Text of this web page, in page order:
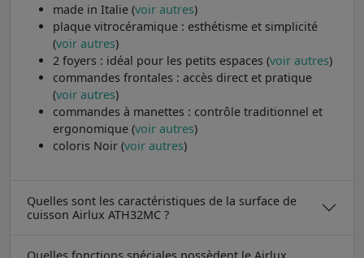
made in Italie (voir autres)
plaque vitrocéramique : esthétisme et simplicité
(voir autres)
2 foyers : idéal pour les petits espaces (voir autres)
commandes frontales : accès direct et pratique
(voir autres)
commandes à manettes : contrôle traditionnel et
ergonomique (voir autres)
coloris Noir (voir autres)
Quelles sont les caractéristiques de la surface de
cuisson Airlux ATH32MC ?
Quelles fonctions spéciales possèdent le Airlux